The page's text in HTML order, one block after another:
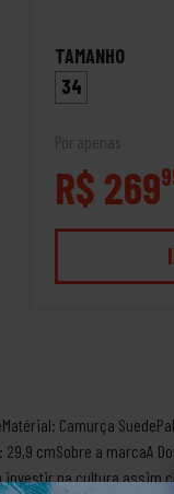
TAMANHO
34
Por apenas
R$ 269
Camurça
cmSobre a marcaA
na cultura assim